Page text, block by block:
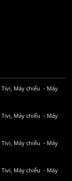
Tivi, Máy chiếu - Máy
Tivi, Máy chiếu - Máy
Tivi, Máy chiếu - Máy
Tivi, Máy chiếu - Máy